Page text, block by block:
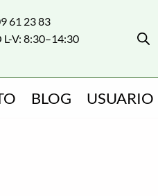
61 23 83
V: 8:30–14:30
BLOG USUARIO